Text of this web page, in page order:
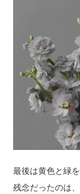
最後は黄色と緑
残念だったのは